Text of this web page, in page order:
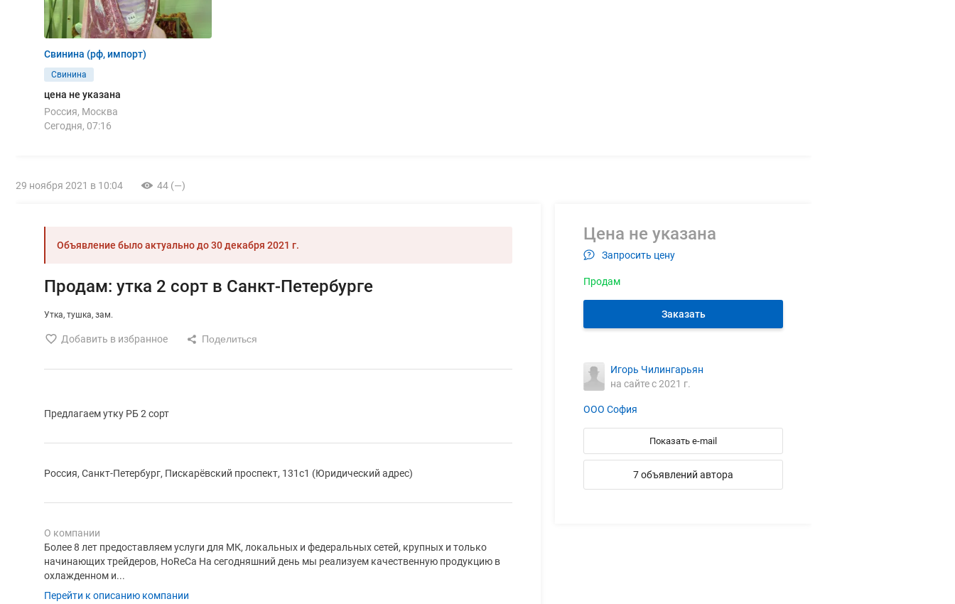
Свинина (рф, импорт)
Свинина
цена не указана
Россия, Москва
Сегодня, 07:16
29 ноября 2021 в 10:04 44 (—)
Объявление было актуально до30 декабря 2021 г.
Продам: утка 2 сорт в Санкт-Петербурге
Утка тушка зам.
Добавить в избранное
Предлагаем утку РБ 2 сорт
Россия, Санкт-Петербург, Пискарёвский проспект, 131с1 (Юридический адрес)
О компании
Более 8 лет предоставляем услуги для МК, локальных и федеральных сетей, крупных и только
начинающих трейдеров, HoReCa На сегодняшний день мы реализуем качественную продукцию в
охлажденном и...
Перейти к описанию компании
Цена не указана
Запросить цену
Продам
Заказать
Игорь Чилингарьян
на сайте с 2021 г.
ООО София
Показать e-mail
7 объявлений автора